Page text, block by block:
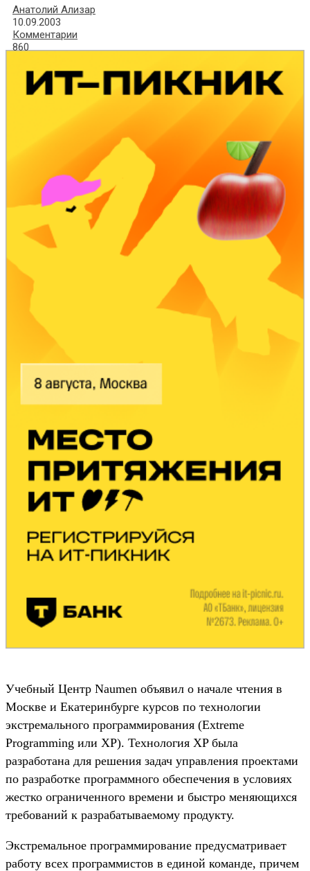
Анатолий Ализар
10.09.2003
Комментарии
860
Учебный Центр Naumen объявил о начале чтения в
Москве и Екатеринбурге курсов по технологии
экстремального программирования (Extreme
Programming или XP). Технология XP была
разработана для решения задач управления проектами
по разработке программного обеспечения в условиях
жестко ограниченного времени и быстро меняющихся
требований к разрабатываемому продукту.
Экстремальное программирование предусматривает
работу всех программистов в единой команде, причем